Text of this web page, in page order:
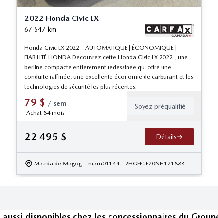
2022 Honda Civic LX
67 547 km
Honda Civic LX 2022 – AUTOMATIQUE | ÉCONOMIQUE |
FIABILITÉ HONDA Découvrez cette Honda Civic LX 2022 , une
berline compacte entièrement redessinée qui offre une
conduite raffinée, une excellente économie de carburant et les
technologies de sécurité les plus récentes.
79 $ / sem
Achat 84 mois
Soyez préqualifié
22 495 $ Détails
Mazda de Magog - mam01144 - 2HGFE2F20NH121888